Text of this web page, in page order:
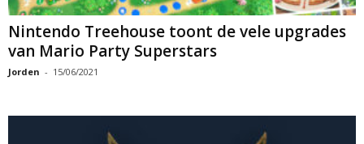
Nintendo Treehouse toont de vele upgrades
van Mario Party Superstars
Jorden - 15/06/2021